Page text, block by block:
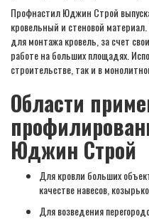
Профнастил Юджин Строй
кровельный и стеновой
для монтажа кровель, за счет
работе на больших площадях.
строительстве, так и в
Области
Юджин Строй
Для кровли больших
качестве навесов,
Для возведения